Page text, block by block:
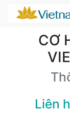
CƠ
Liên